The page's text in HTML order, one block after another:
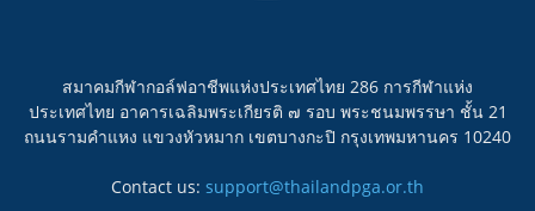
สมาคมกีฬากอล์ฟอาชีพแห่งประเทศไทย 286 การกีฬาแห่ง
ประเทศไทย อาคารเฉลิมพระเกียรติ ๗ รอบ พระชนมพรรษา ชั้น 21
ถนนรามคำแหง แขวงหัวหมาก เขตบางกะปิ กรุงเทพมหานคร 10240
Contact us: support@thailandpga.or.th